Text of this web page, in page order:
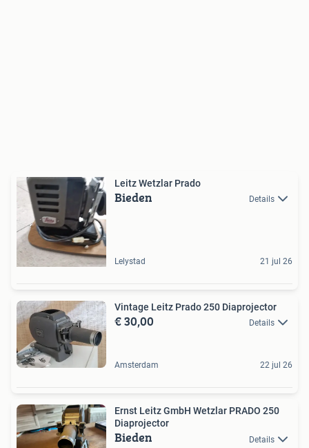
Leitz Wetzlar Prado
Bieden Details
Lelystad 21 jul 26
Vintage Leitz Prado 250 Diaprojector
€ 30,00 Details
Amsterdam 22 jul 26
Ernst Leitz GmbH Wetzlar PRADO 250
Diaprojector
Bieden Details